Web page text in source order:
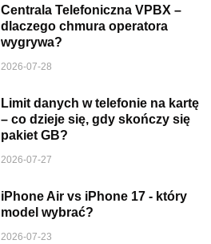
Centrala Telefoniczna VPBX –
dlaczego chmura operatora
wygrywa?
2026-07-28
Limit danych w telefonie na kartę
– co dzieje się, gdy skończy się
pakiet GB?
2026-07-27
iPhone Air vs iPhone 17 - który
model wybrać?
2026-07-23